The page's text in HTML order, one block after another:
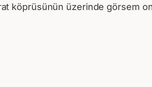
köprüsünün üzerinde görsem